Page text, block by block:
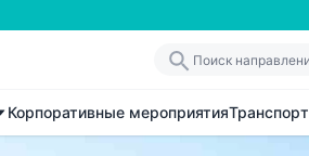
Корпоративные мероприятияТранспорт